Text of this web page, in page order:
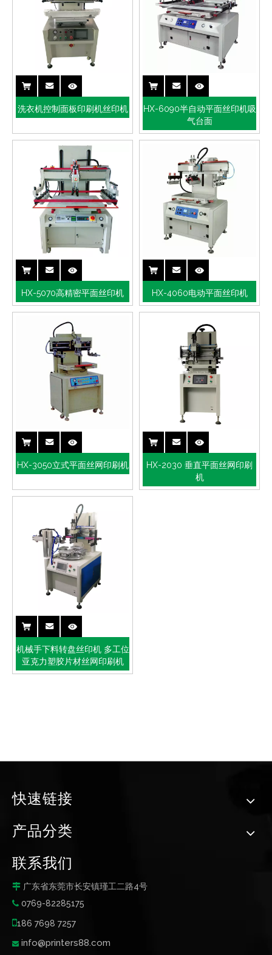
洗衣机控制面板印刷机丝印机
HX-6090半自动平面丝印机吸
气台面
HX-5070高精密平面丝印机 HX-4060电动平面丝印机
HX-3050立式平面丝网印刷机
HX-2030 垂直平面丝网印刷
机
机械手下料转盘丝印机 多工位
亚克力塑胶片材丝网印刷机
快速链接
产品分类
联系我们
 广东省东莞市长安镇瑾工二路4号
 0769-82285175
186 7698 7257
 info@printers88.com